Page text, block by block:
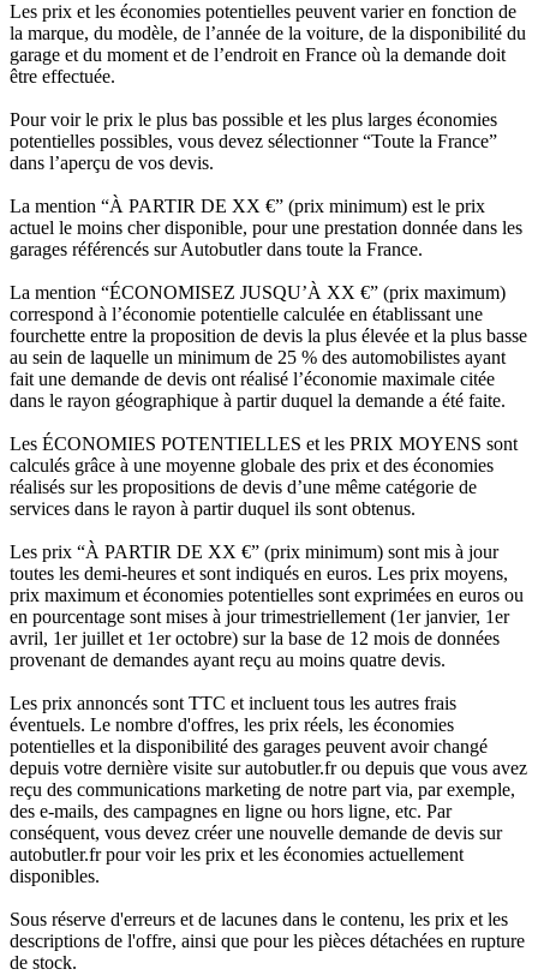
Les prix et les économies potentielles peuvent varier en fonction de
la marque, du modèle, de l’année de la voiture, de la disponibilité du
garage et du moment et de l’endroit en France où la demande doit
être effectuée.
Pour voir le prix le plus bas possible et les plus larges économies
potentielles possibles, vous devez sélectionner “Toute la France”
dans l’aperçu de vos devis.
La mention “À PARTIR DE XX €” (prix minimum) est le prix
actuel le moins cher disponible, pour une prestation donnée dans les
garages référencés sur Autobutler dans toute la France.
La mention “ÉCONOMISEZ JUSQU’À XX €” (prix maximum)
correspond à l’économie potentielle calculée en établissant une
fourchette entre la proposition de devis la plus élevée et la plus basse
au sein de laquelle un minimum de 25 % des automobilistes ayant
fait une demande de devis ont réalisé l’économie maximale citée
dans le rayon géographique à partir duquel la demande a été faite.
Les ÉCONOMIES POTENTIELLES et les PRIX MOYENS sont
calculés grâce à une moyenne globale des prix et des économies
réalisés sur les propositions de devis d’une même catégorie de
services dans le rayon à partir duquel ils sont obtenus.
Les prix “À PARTIR DE XX €” (prix minimum) sont mis à jour
toutes les demi-heures et sont indiqués en euros. Les prix moyens,
prix maximum et économies potentielles sont exprimées en euros ou
en pourcentage sont mises à jour trimestriellement (1er janvier, 1er
avril, 1er juillet et 1er octobre) sur la base de 12 mois de données
provenant de demandes ayant reçu au moins quatre devis.
Les prix annoncés sont TTC et incluent tous les autres frais
éventuels. Le nombre d'offres, les prix réels, les économies
potentielles et la disponibilité des garages peuvent avoir changé
depuis votre dernière visite sur autobutler.fr ou depuis que vous avez
reçu des communications marketing de notre part via, par exemple,
des e-mails, des campagnes en ligne ou hors ligne, etc. Par
conséquent, vous devez créer une nouvelle demande de devis sur
autobutler.fr pour voir les prix et les économies actuellement
disponibles.
Sous réserve d'erreurs et de lacunes dans le contenu, les prix et les
descriptions de l'offre, ainsi que pour les pièces détachées en rupture
de stock.